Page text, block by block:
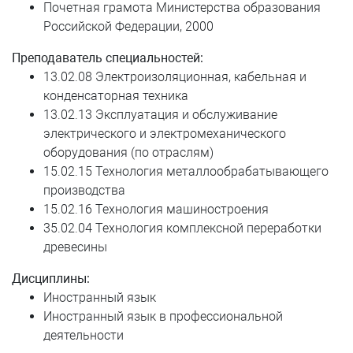
Ситчихин Николай Александрович
Соколова Ольга Васильевна
Сулейманов Эдуард Юнаевич
Тебеньков Владислав Александрович
Федосеев Данил Александрович
Чебан Жанна Владимировна
Черняк Елена Акдасовна
Чуклинова Ирина Сергеевна
Чулкова Надежда Дмитриевна
Почетная грамота Министерства образования
Российской Федерации, 2000
Преподаватель специальностей:
13.02.08 Электроизоляционная, кабельная и
конденсаторная техника
13.02.13 Эксплуатация и обслуживание
электрического и электромеханического
оборудования (по отраслям)
15.02.15 Технология металлообрабатывающего
производства
15.02.16 Технология машиностроения
35.02.04 Технология комплексной переработки
древесины
Дисциплины:
Иностранный язык
Иностранный язык в профессиональной
деятельности